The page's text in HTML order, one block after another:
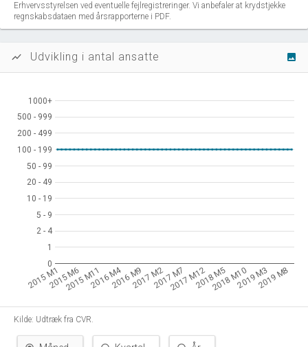
Erhvervsstyrelsen ved eventuelle fejlregistreringer. Vi anbefaler at krydstjekke
regnskabsdataen med årsrapporterne i PDF.
show_chart Udvikling i antal ansatte image
2015 M12015 M62015 M112016 M42016 M92017 M22017 M72017 M122018 M52018 M102019 M32019 M8
0
0
11
2 - 4
2 - 4
5 - 9
5 - 9
10 - 19
10 - 19
20 - 49
20 - 49
50 - 99
50 - 99
100 - 199
100 - 199
200 - 499
200 - 499
500 - 999
500 - 999
1000+
1000+
Kilde: Udtræk fra CVR.